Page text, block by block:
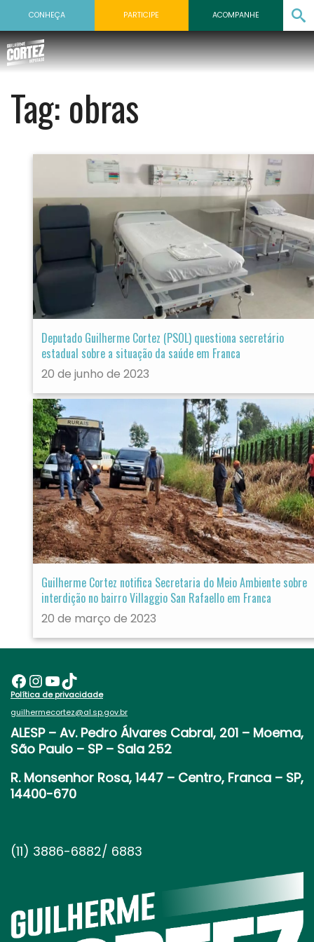
CONHEÇA PARTICIPE ACOMPANHE
Tag:obras
Deputado Guilherme Cortez (PSOL) questiona secretário
estadual sobre a situação da saúde em Franca
20 de junho de 2023
Guilherme Cortez notifica Secretaria do Meio Ambiente sobre
interdição no bairro Villaggio San Rafaello em Franca
20 de março de 2023
Facebook InstagramYoutube TikTok
Política de privacidade
guilhermecortez@al.sp.gov.br
ALESP – Av. Pedro Álvares Cabral, 201 – Moema,
São Paulo – SP – Sala 252
R. Monsenhor Rosa, 1447 – Centro, Franca – SP,
14400-670
(11) 3886-6882/ 6883